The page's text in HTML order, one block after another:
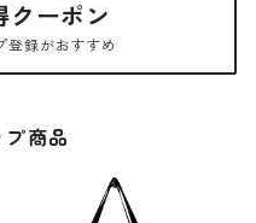
クーポン
登録がおすすめ
プ商品